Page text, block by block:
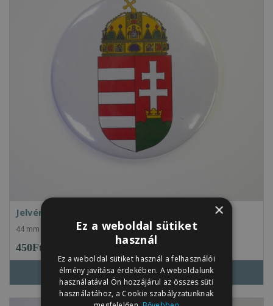
Jelvény Magyarország kiscímerével, 44 mm-es
44 mm átmérőjű jelvény, Magyarország kiscímerével. ..
450Ft
×
Ez a weboldal sütiket
használ
Ez a weboldal sütiket használ a felhasználói
élmény javítása érdekében. A weboldalunk
használatával Ön hozzájárul az összes süti
használatához, a Cookie szabályzatunknak